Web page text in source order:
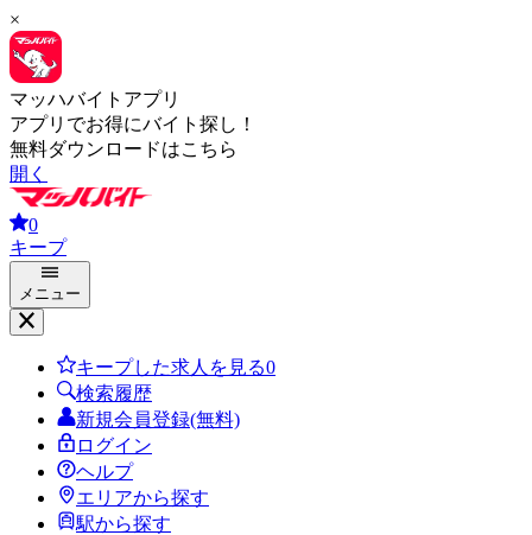
×
マッハバイトアプリ
アプリでお得にバイト探し！
無料ダウンロードはこちら
開く
0
キープ
メニュー
キープした求人を見る0
検索履歴
新規会員登録(無料)
ログイン
ヘルプ
エリアから探す
駅から探す